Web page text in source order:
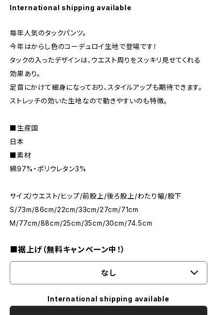
International shipping available
毎年人気のタックパンツ。
今年はからし色のコーデュロイ生地で登場です！
タックの入ったデザインは、ウエスト周りをスッキリ見せてくれる
効果あり。
足首にかけて細身になっており、スタイルアップも期待できます。
ストレッチの効いた生地なので動きやすいのも特徴。
■生産国
日本
■素材
綿97%・ポリウレタン3%
サイズ/ウエスト/ヒップ/前股上/後ろ股上/わたり幅/股下
S/73m/86cm/22cm/33cm/27cm/71cm
M/77cm/88cm/25cm/35cm/30cm/74.5cm
■裾上げ（無料キャンペーン中！）
なし
International shipping available